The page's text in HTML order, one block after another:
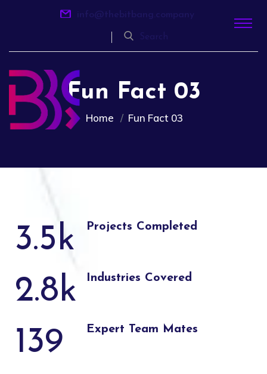
info@thebitbang.company
Search
Fun Fact 03
Home Fun Fact 03
3.5k Projects Completed
2.8k Industries Covered
139 Expert Team Mates